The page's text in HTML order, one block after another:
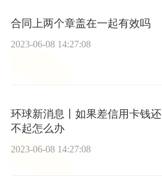
合同上两个章盖在一起有效吗
2023-06-08 14:27:08
环球新消息丨如果差信用卡钱还
不起怎么办
2023-06-08 14:27:08